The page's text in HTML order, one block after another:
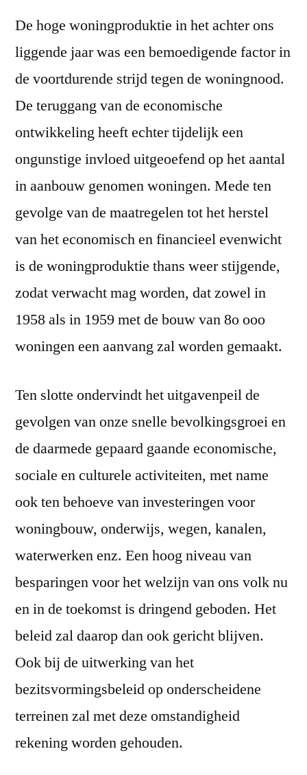
De hoge woningproduktie in het achter ons
liggende jaar was een bemoedigende factor in
de voortdurende strijd tegen de woningnood.
De teruggang van de economische
ontwikkeling heeft echter tijdelijk een
ongunstige invloed uitgeoefend op het aantal
in aanbouw genomen woningen. Mede ten
gevolge van de maatregelen tot het herstel
van het economisch en financieel evenwicht
is de woningproduktie thans weer stijgende,
zodat verwacht mag worden, dat zowel in
1958 als in 1959 met de bouw van 8o ooo
woningen een aanvang zal worden gemaakt.
Ten slotte ondervindt het uitgavenpeil de
gevolgen van onze snelle bevolkingsgroei en
de daarmede gepaard gaande economische,
sociale en culturele activiteiten, met name
ook ten behoeve van investeringen voor
woningbouw, onderwijs, wegen, kanalen,
waterwerken enz. Een hoog niveau van
besparingen voor het welzijn van ons volk nu
en in de toekomst is dringend geboden. Het
beleid zal daarop dan ook gericht blijven.
Ook bij de uitwerking van het
bezitsvormingsbeleid op onderscheidene
terreinen zal met deze omstandigheid
rekening worden gehouden.